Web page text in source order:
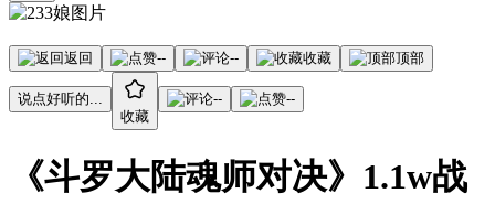
返回 -- -- 收藏 顶部
说点好听的...
收藏
-- --
《斗罗大陆魂师对决》1.1w战